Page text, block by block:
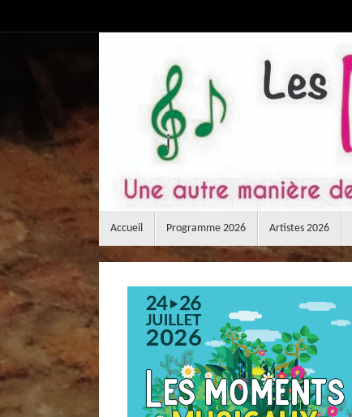
au
Accueil Programme 2026 Artistes 2026